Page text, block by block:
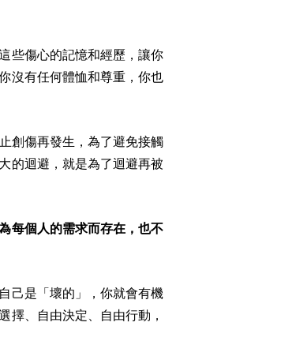
些傷心的記憶和經歷，讓你
沒有任何體恤和尊重，你也
創傷再發生，為了避免接觸
的迴避，就是為了迴避再被
每個人的需求而存在，也不
己是「壞的」，你就會有機
擇、自由決定、自由行動，